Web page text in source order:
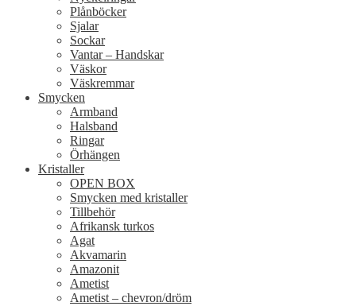
Plånböcker
Sjalar
Sockar
Vantar – Handskar
Väskor
Väskremmar
Smycken
Armband
Halsband
Ringar
Örhängen
Kristaller
OPEN BOX
Smycken med kristaller
Tillbehör
Afrikansk turkos
Agat
Akvamarin
Amazonit
Ametist
Ametist – chevron/dröm